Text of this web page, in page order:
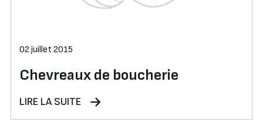
02 juillet 2015
Chevreaux de boucherie
LIRE LA SUITE